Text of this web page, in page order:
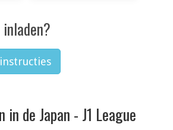
de Japan - J1 League